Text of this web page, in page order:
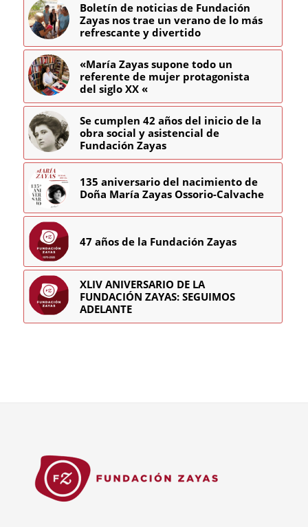
Boletín de noticias de Fundación
Zayas nos trae un verano de lo más
refrescante y divertido
«María Zayas supone todo un
referente de mujer protagonista
del siglo XX «
Se cumplen 42 años del inicio de la
obra social y asistencial de
Fundación Zayas
135 aniversario del nacimiento de
Doña María Zayas Ossorio-Calvache
47 años de la Fundación Zayas
XLIV ANIVERSARIO DE LA
FUNDACIÓN ZAYAS: SEGUIMOS
ADELANTE